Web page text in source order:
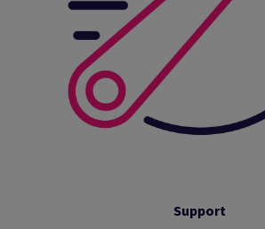
Support